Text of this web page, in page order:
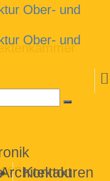
Architektouren
Kontakt